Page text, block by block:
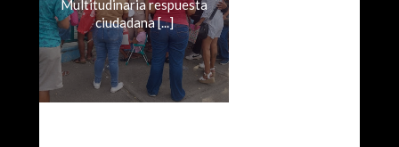
Multitudinaria respuesta
ciudadana [...]